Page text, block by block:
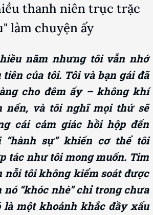
thanh niên trục trặc
làm chuyện ấy
năm nhưng tôi vẫn nhớ
của tôi. Tôi và bạn gái đã
cho đêm ấy – không khí
nến, và tôi nghĩ mọi thứ sẽ
cái cảm giác hồi hộp đến
sự” khiến cơ thể tôi
tác như tôi mong muốn. Tim
nỗi tôi không kiểm soát được
nó “khóc nhè” chỉ trong chưa
là một khoảnh khắc đầy xấu